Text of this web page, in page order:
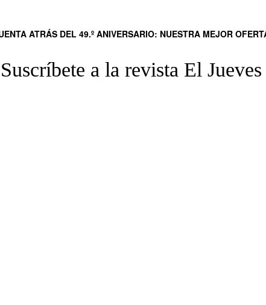
ATRÁS DEL 49.º ANIVERSARIO: NUESTRA MEJOR
Suscríbete a la revista El Jueves